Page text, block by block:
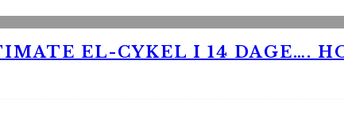
EL-CYKEL I 14 DAGE….